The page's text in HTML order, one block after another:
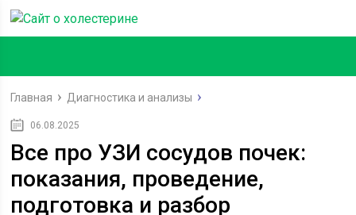
Главная Диагностика и анализы
06.08.2025
Все про УЗИ сосудов почек:
показания, проведение,
подготовка и разбор